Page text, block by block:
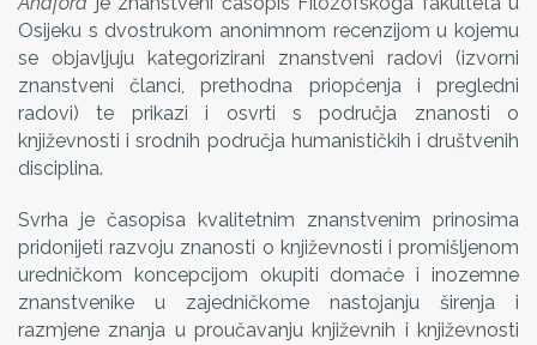
Osijeku s dvostrukom anonimnom recenzijom u kojemu
se objavljuju kategorizirani znanstveni radovi (izvorni
znanstveni članci, prethodna priopćenja i pregledni
radovi) te prikazi i osvrti s područja znanosti o
književnosti i srodnih područja humanističkih i društvenih
disciplina.
Svrha je časopisa kvalitetnim znanstvenim prinosima
pridonijeti razvoju znanosti o književnosti i promišljenom
uredničkom koncepcijom okupiti domaće i inozemne
znanstvenike u zajedničkome nastojanju širenja i
razmjene znanja u proučavanju književnih i književnosti